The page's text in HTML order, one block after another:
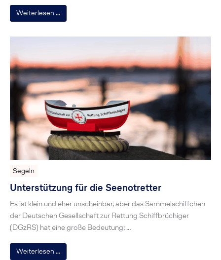
Weiterlesen …
Segeln
Unterstützung für die Seenotretter
Es ist klein und eher unscheinbar, aber das Sammelschiffchen
der Deutschen Gesellschaft zur Rettung Schiffbrüchiger
(DGzRS) hat eine große Bedeutung: …
Weiterlesen …